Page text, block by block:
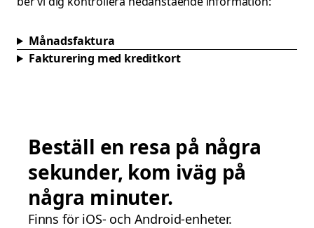
Månadsfaktura
Fakturering med kreditkort
Beställ en resa på några
sekunder, kom iväg på
några minuter.
Finns för iOS- och Android-enheter.